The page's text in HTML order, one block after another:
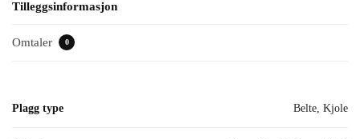
Tilleggsinformasjon
Omtaler 0
Plagg type Belte, Kjole